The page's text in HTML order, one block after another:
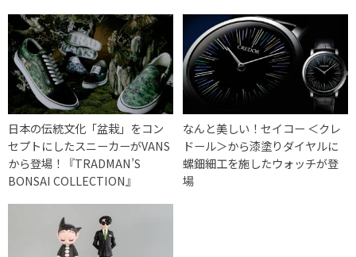
日本の伝統文化「盆栽」をコン
セプトにしたスニーカーがVANS
から登場！『TRADMAN’S
BONSAI COLLECTION』
なんと美しい！セイコー ＜クレ
ドール＞から漆塗りダイヤルに
螺鈿細工を施したウォッチが登
場